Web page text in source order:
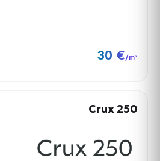
30 €/m²
Crux 250